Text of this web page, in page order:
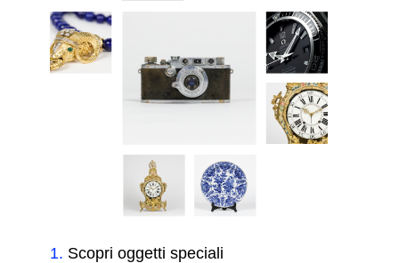
1. Scopri oggetti speciali